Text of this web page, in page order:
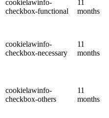
cookielawinfo-
checkbox-functional
11
months
cookielawinfo-
checkbox-necessary
11
months
cookielawinfo-
checkbox-others
11
months